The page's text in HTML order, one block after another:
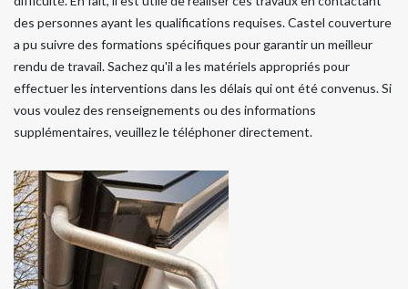
des personnes ayant les qualifications requises. Castel couverture
a pu suivre des formations spécifiques pour garantir un meilleur
rendu de travail. Sachez qu'il a les matériels appropriés pour
effectuer les interventions dans les délais qui ont été convenus. Si
vous voulez des renseignements ou des informations
supplémentaires, veuillez le téléphoner directement.